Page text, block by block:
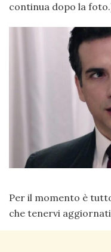
continua dopo la
Per il momento è
che tenervi